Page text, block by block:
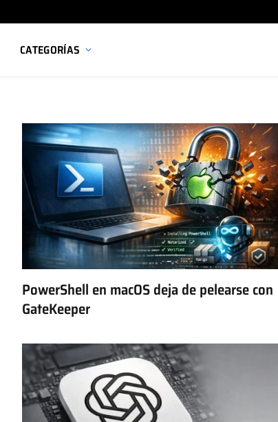
CATEGORÍAS
PowerShell en macOS deja de pelearse con
GateKeeper